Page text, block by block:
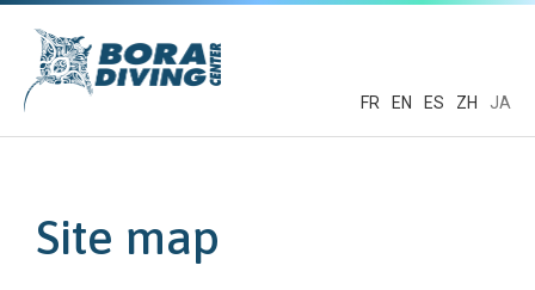
FR EN ES ZH JA
Site map